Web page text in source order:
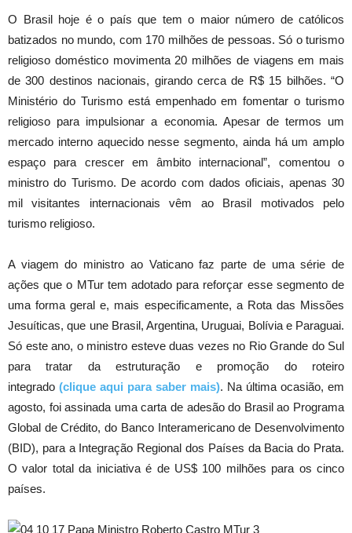
O Brasil hoje é o país que tem o maior número de católicos
batizados no mundo, com 170 milhões de pessoas. Só o turismo
religioso doméstico movimenta 20 milhões de viagens em mais
de 300 destinos nacionais, girando cerca de R$ 15 bilhões. “O
Ministério do Turismo está empenhado em fomentar o turismo
religioso para impulsionar a economia. Apesar de termos um
mercado interno aquecido nesse segmento, ainda há um amplo
espaço para crescer em âmbito internacional”, comentou o
ministro do Turismo. De acordo com dados oficiais, apenas 30
mil visitantes internacionais vêm ao Brasil motivados pelo
turismo religioso.
A viagem do ministro ao Vaticano faz parte de uma série de
ações que o MTur tem adotado para reforçar esse segmento de
uma forma geral e, mais especificamente, a Rota das Missões
Jesuíticas, que une Brasil, Argentina, Uruguai, Bolívia e Paraguai.
Só este ano, o ministro esteve duas vezes no Rio Grande do Sul
para tratar da estruturação e promoção do roteiro
integrado (clique aqui para saber mais). Na última ocasião, em
agosto, foi assinada uma carta de adesão do Brasil ao Programa
Global de Crédito, do Banco Interamericano de Desenvolvimento
(BID), para a Integração Regional dos Países da Bacia do Prata.
O valor total da iniciativa é de US$ 100 milhões para os cinco
países.